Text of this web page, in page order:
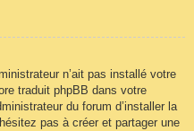
n’ait pas installé votre
traduit phpBB dans votre
du forum d’installer la
pas à créer et partager une